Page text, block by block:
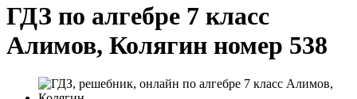
ГДЗ по алгебре 7 класс
Алимов, Колягин номер 538